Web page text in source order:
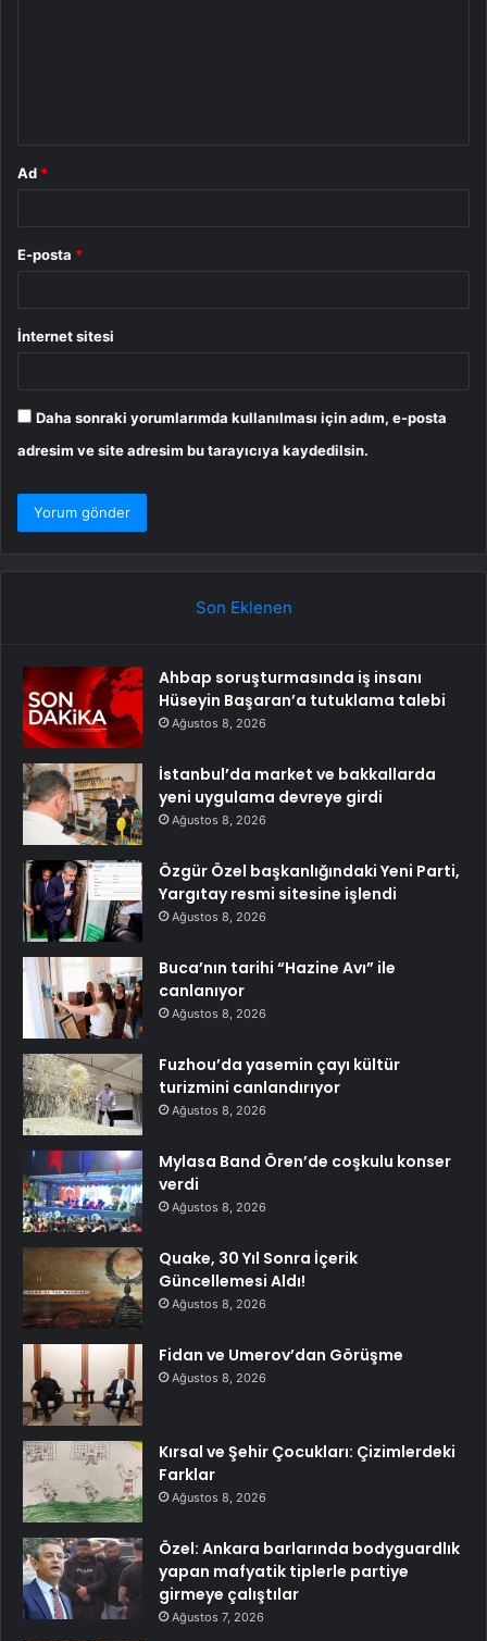
Ad *
E-posta *
İnternet sitesi
Daha sonraki yorumlarımda kullanılması için adım, e-posta
adresim ve site adresim bu tarayıcıya kaydedilsin.
Son Eklenen
Ahbap soruşturmasında iş insanı
Hüseyin Başaran’a tutuklama talebi
Ağustos 8, 2026
İstanbul’da market ve bakkallarda
yeni uygulama devreye girdi
Ağustos 8, 2026
Özgür Özel başkanlığındaki Yeni Parti,
Yargıtay resmi sitesine işlendi
Ağustos 8, 2026
Buca’nın tarihi “Hazine Avı” ile
canlanıyor
Ağustos 8, 2026
Fuzhou’da yasemin çayı kültür
turizmini canlandırıyor
Ağustos 8, 2026
Mylasa Band Ören’de coşkulu konser
verdi
Ağustos 8, 2026
Quake, 30 Yıl Sonra İçerik
Güncellemesi Aldı!
Ağustos 8, 2026
Fidan ve Umerov’dan Görüşme
Ağustos 8, 2026
Kırsal ve Şehir Çocukları: Çizimlerdeki
Farklar
Ağustos 8, 2026
Özel: Ankara barlarında bodyguardlık
yapan mafyatik tiplerle partiye
girmeye çalıştılar
Ağustos 7, 2026